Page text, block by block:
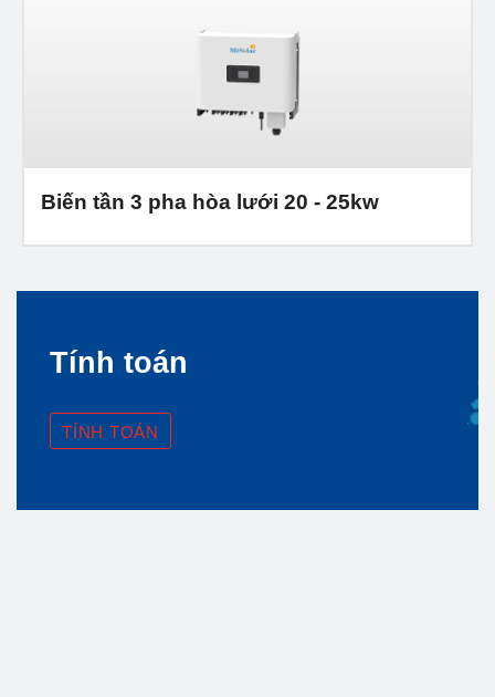
Biến tần 3 pha hòa lưới 20 - 25kw
Tính toán
TÍNH TOÁN